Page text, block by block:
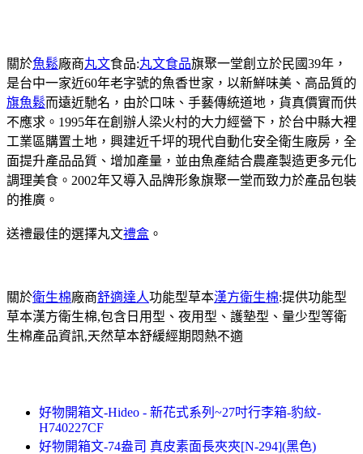
關於魚鬆廠商丸文食品:丸文食品旗聚一堂創立於民國39年，
是台中一家近60年老字號的魚香世家，以新鮮味美、高品質的
旗魚鬆而遠近馳名，由於口味、手藝傳統道地，貨真價實而供
不應求。1995年在創辦人梁火村的大力經營下，於台中縣大裡
工業區購置土地，興建近千坪的現代自動化安全衛生廠房，全
面提升產品品質、增加產量，並由魚產結合農產製造更多元化
調理美食。2002年又導入品牌形象旗聚一堂而致力於產品包裝
的推廣。
送禮最佳的選擇丸文禮盒 。
關於衛生棉廠商舒適達人功能型草本漢方衛生棉:提供功能型
草本漢方衛生棉,包含日用型、夜用型、護墊型、量少型等衛
生棉產品資訊,天然草本舒緩經期悶熱不適
好物開箱文-Hideo - 新花式系列~27吋行李箱-豹紋-
H740227CF
好物開箱文-74盎司 真皮素面長夾夾[N-294](黑色)